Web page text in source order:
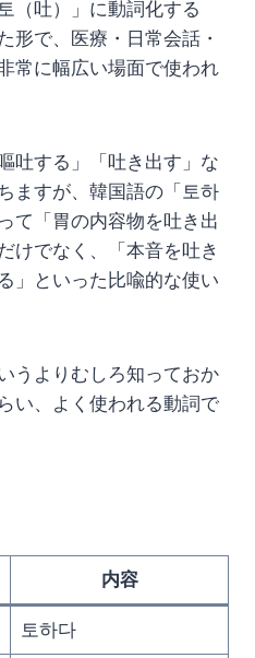
（吐）」に動詞化する
形で、医療・日常会話・
常に幅広い場面で使われ
吐する」「吐き出す」な
ますが、韓国語の「토하
て「胃の内容物を吐き出
けでなく、「本音を吐き
」といった比喩的な使い
うよりむしろ知っておか
い、よく使われる動詞で
内容
토하다